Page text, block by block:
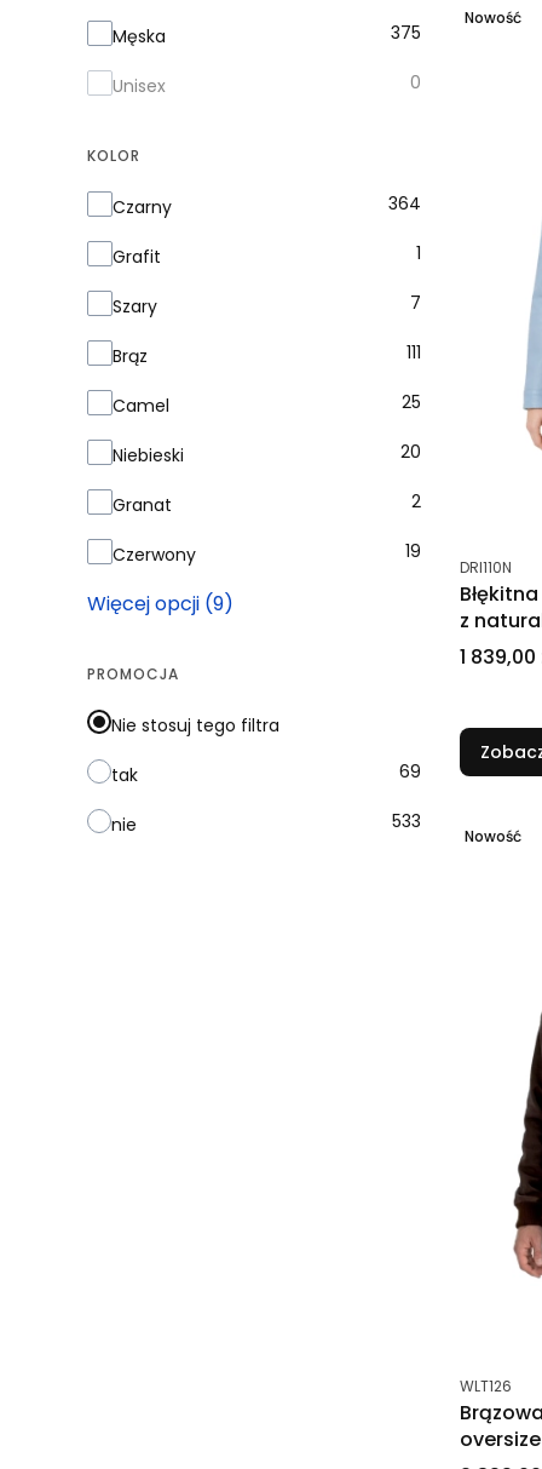
Męska 375
Unisex 0
KOLOR
Kolor
Czarny 364
Grafit 1
Szary 7
Brąz 111
Camel 25
Niebieski 20
Granat 2
Czerwony 19
Więcej opcji (9)
PROMOCJA
Nie stosuj tego filtra
tak 69
nie 533
Nowość
Kod
DRI110N
z
Cena
1 839,00
Nowość
Kod
WLT126